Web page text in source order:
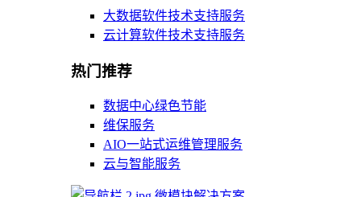
大数据软件技术支持服务
云计算软件技术支持服务
热门推荐
数据中心绿色节能
维保服务
AIO一站式运维管理服务
云与智能服务